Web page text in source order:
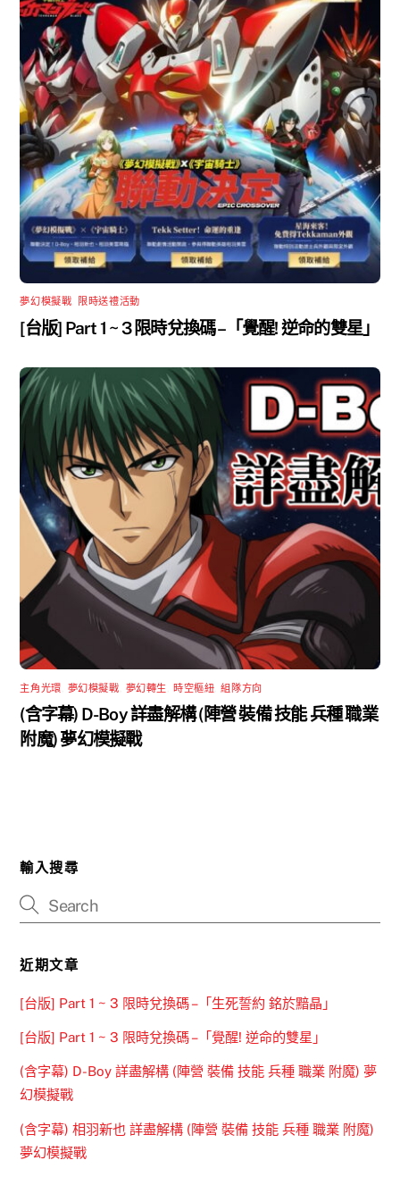
夢幻模擬戰 限時送禮活動
[台版] Part 1 ~ 3 限時兌換碼 –「覺醒! 逆命的雙星」
主角光環 夢幻模擬戰 夢幻轉生 ,時空樞紐 ,組隊方向
(含字幕) D-Boy 詳盡解構 (陣營 裝備 技能 兵種 職業
附魔) 夢幻模擬戰
輸入搜尋
近期文章
[台版] Part 1 ~ 3 限時兌換碼 –「生死誓約 銘於黯晶」
[台版] Part 1 ~ 3 限時兌換碼 –「覺醒! 逆命的雙星」
(含字幕) D-Boy 詳盡解構 (陣營 裝備 技能 兵種 職業 附魔) 夢
幻模擬戰
(含字幕) 相羽新也 詳盡解構 (陣營 裝備 技能 兵種 職業 附魔)
夢幻模擬戰